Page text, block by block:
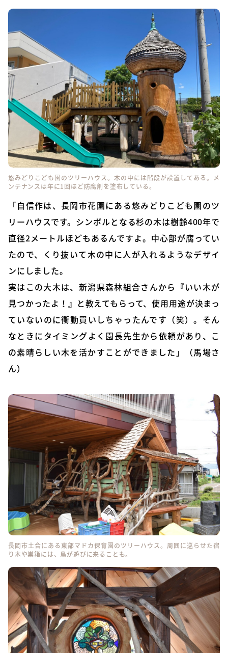
悠みどりこども園のツリーハウス。木の中には階段が設置してある。メ
ンテナンスは年に1回ほど防腐剤を塗布している。
「自信作は、長岡市花園にある悠みどりこども園のツ
リーハウスです。シンボルとなる杉の木は樹齢400年で
直径2メートルほどもあるんですよ。中心部が腐ってい
たので、くり抜いて木の中に人が入れるようなデザイ
ンにしました。
実はこの大木は、新潟県森林組合さんから『いい木が
見つかったよ！』と教えてもらって、使用用途が決まっ
ていないのに衝動買いしちゃったんです（笑）。そん
なときにタイミングよく園長先生から依頼があり、こ
の素晴らしい木を活かすことができました」（馬場さ
ん）
長岡市土合にある東部マドカ保育園のツリーハウス。周囲に巡らせた宿
り木や巣箱には、鳥が遊びに来ることも。